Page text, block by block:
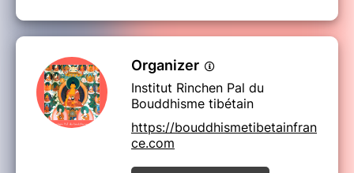
Organizer
Institut Rinchen Pal du
Bouddhisme tibétain
https://bouddhismetibetainfran
ce.com